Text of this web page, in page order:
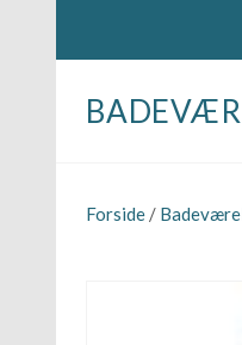
Forside /